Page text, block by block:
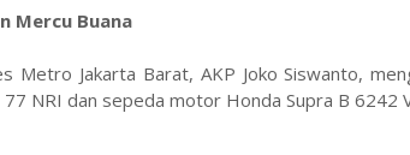
Mercu Buana
Metro Jakarta Barat, AKP Joko Siswanto,
NRI dan sepeda motor Honda Supra B 6242